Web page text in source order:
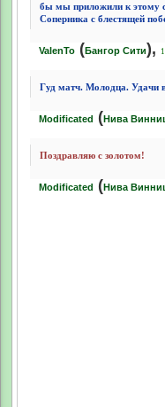
бы мы приложили к этому
Соперника с блестящей
ValenTo(Бангор Сити),
Гуд матч. Молодца. Удачи
Modificated (Нива
Поздравляю с золотом!
Modificated (Нива